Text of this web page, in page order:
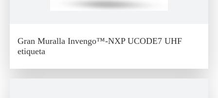
Gran Muralla Invengo™-NXP UCODE7 UHF
etiqueta